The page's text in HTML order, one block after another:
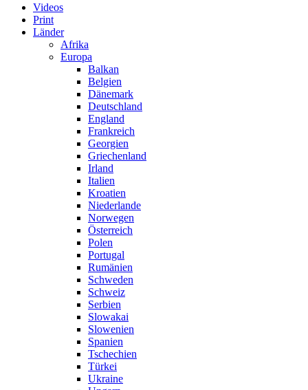
Videos
Print
Länder
Afrika
Europa
Balkan
Belgien
Dänemark
Deutschland
England
Frankreich
Georgien
Griechenland
Irland
Italien
Kroatien
Niederlande
Norwegen
Österreich
Polen
Portugal
Rumänien
Schweden
Schweiz
Serbien
Slowakai
Slowenien
Spanien
Tschechien
Türkei
Ukraine